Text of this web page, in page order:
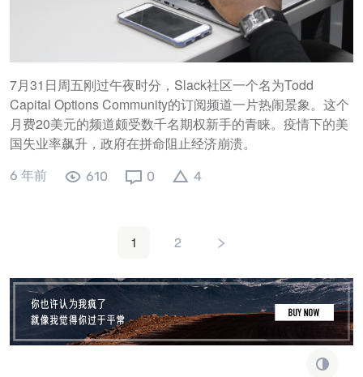
7月31日周五刚过午夜时分，Slack社区一个名为Todd
Capital Options Community的订阅频道一片热闹景象。这个
月费20美元的频道颇受数千名期权新手的青睐。疫情下的美
国失业率飙升，政府在拼命阻止经济崩溃。
6 年前 610 0 4
1 2